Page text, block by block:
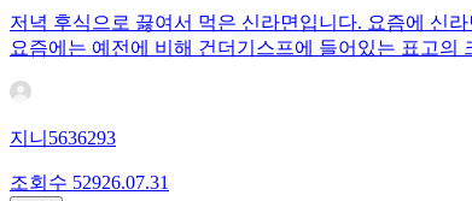
저녁 후식으로 끓여서 먹은 신라면입니다. 요즘에 신
요즘에는 예전에 비해 건더기스프에 들어있는 표고의
지니5636293
조회수 52926.07.31